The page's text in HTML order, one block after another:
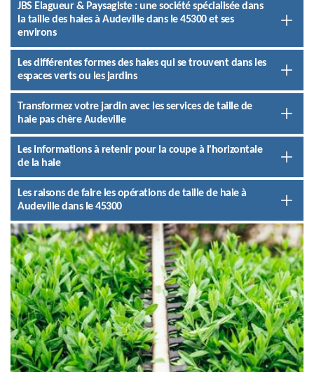
JBS Elagueur & Paysagiste : une société spécialisée dans
la taille des haies à Audeville dans le 45300 et ses
environs
Les différentes formes des haies qui se trouvent dans les
espaces verts ou les jardins
Transformez votre jardin avec les services de taille de
haie pas chère Audeville
Les informations à retenir pour la coupe à l'horizontale
de la haie
Les raisons de faire les opérations de taille de haie à
Audeville dans le 45300